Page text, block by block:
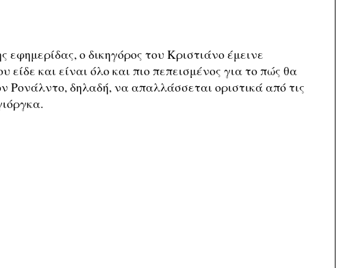
ο δικηγόρος του Κριστιάνο έμεινε
είδε και είναι όλο και πιο πεπεισμένος για το πώς θα
Ρονάλντο, δηλαδή, να απαλλάσσεται οριστικά από τις